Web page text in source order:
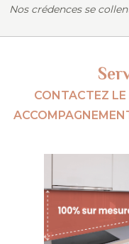
Nos crédences se
CONTACTEZ LE